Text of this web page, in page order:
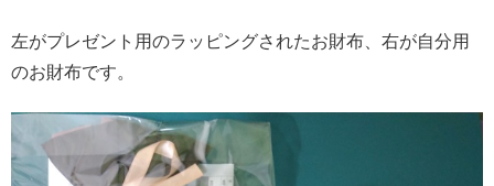
左がプレゼント用のラッピングされたお財布、右が自分用
のお財布です。